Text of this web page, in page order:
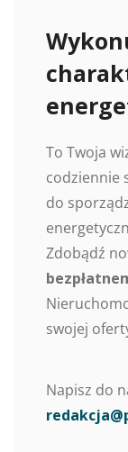
To Twoja
codziennie
do
Zdobądź
swojej
Napisz do